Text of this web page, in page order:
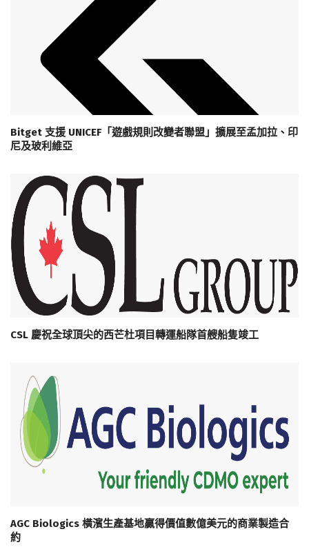
Bitget 支援 UNICEF「遊戲規則改變者聯盟」擴展至孟加拉、印
尼及玻利維亞
CSL 慶祝全球頂尖的西芒杜項目轉運船隊首艘船隻竣工
AGC Biologics 橫濱生產基地贏得價值數億美元的商業製造合
約